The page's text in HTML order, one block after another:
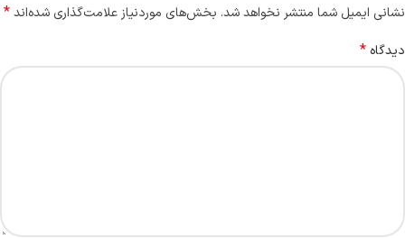
نشانی ایمیل شما منتشر نخواهد شد. بخش‌های موردنیاز علامت‌گذاری شده‌اند*
دیدگاه *